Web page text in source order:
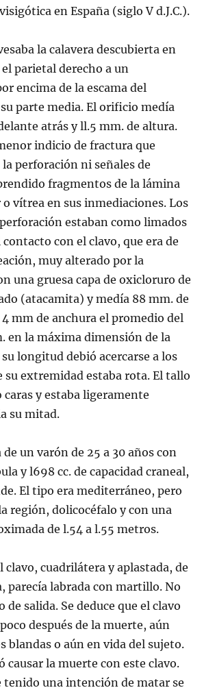
en España (siglo V d.J.C.).
la calavera descubierta en
parietal derecho a un
encima de la escama del
parte media. El orificio medía
atrás y ll.5 mm. de altura.
indicio de fractura que
la perforación ni señales de
fragmentos de la lámina
vítrea en sus inmediaciones. Los
estaban como limados
con el clavo, que era de
muy alterado por la
una gruesa capa de oxicloruro de
(atacamita) y medía 88 mm. de
mm de anchura el promedio del
en la máxima dimensión de la
longitud debió acercarse a los
su extremidad estaba rota. El tallo
caras y estaba ligeramente
su mitad.
de un varón de 25 a 30 años con
y l698 cc. de capacidad craneal,
El tipo era mediterráneo, pero
región, dolicocéfalo y con una
de l.54 a l.55 metros.
clavo, cuadrilátera y aplastada, de
parecía labrada con martillo. No
de salida. Se deduce que el clavo
después de la muerte, aún
blandas o aún en vida del sujeto.
causar la muerte con este clavo.
tenido una intención de matar se